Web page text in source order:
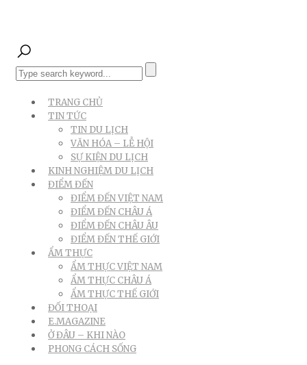
TRANG CHỦ
TIN TỨC
TIN DU LỊCH
VĂN HÓA – LỄ HỘI
SỰ KIỆN DU LỊCH
KINH NGHIỆM DU LỊCH
ĐIỂM ĐẾN
ĐIỂM ĐẾN VIỆT NAM
ĐIỂM ĐẾN CHÂU Á
ĐIỂM ĐẾN CHÂU ÂU
ĐIỂM ĐẾN THẾ GIỚI
ẨM THỰC
ẨM THỰC VIỆT NAM
ẨM THỰC CHÂU Á
ẨM THỰC THẾ GIỚI
ĐỐI THOẠI
E.MAGAZINE
Ở ĐÂU – KHI NÀO
PHONG CÁCH SỐNG